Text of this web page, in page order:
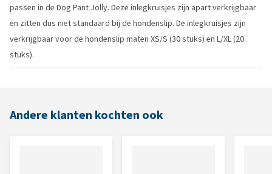
passen in de Dog Pant Jolly. Deze inlegkruisjes zijn apart verkrijgbaar
en zitten dus niet standaard bij de hondenslip. De inlegkruisjes zijn
verkrijgbaar voor de hondenslip maten XS/S (30 stuks) en L/XL (20
stuks).
Andere klanten kochten ook